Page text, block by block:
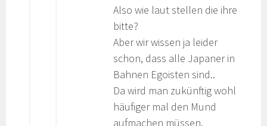
Also wie laut stellen die ihre
bitte?
Aber wir wissen ja leider
schon, dass alle Japaner in
Bahnen Egoisten sind..
Da wird man zukünftig wohl
häufiger mal den Mund
aufmachen müssen.